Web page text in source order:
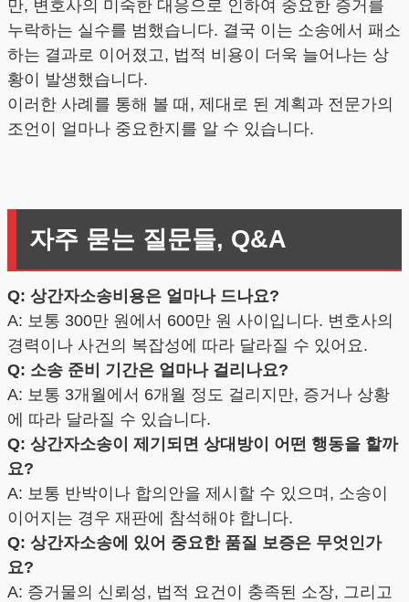
만, 변호사의 미숙한 대응으로 인하여 중요한 증거를
누락하는 실수를 범했습니다. 결국 이는 소송에서 패소
하는 결과로 이어졌고, 법적 비용이 더욱 늘어나는 상
황이 발생했습니다.
이러한 사례를 통해 볼 때, 제대로 된 계획과 전문가의
조언이 얼마나 중요한지를 알 수 있습니다.
자주 묻는 질문들, Q&A
Q: 상간자소송비용은 얼마나 드나요?
A: 보통 300만 원에서 600만 원 사이입니다. 변호사의
경력이나 사건의 복잡성에 따라 달라질 수 있어요.
Q: 소송 준비 기간은 얼마나 걸리나요?
A: 보통 3개월에서 6개월 정도 걸리지만, 증거나 상황
에 따라 달라질 수 있습니다.
Q: 상간자소송이 제기되면 상대방이 어떤 행동을 할까
요?
A: 보통 반박이나 합의안을 제시할 수 있으며, 소송이
이어지는 경우 재판에 참석해야 합니다.
Q: 상간자소송에 있어 중요한 품질 보증은 무엇인가
요?
A: 증거물의 신뢰성, 법적 요건이 충족된 소장, 그리고